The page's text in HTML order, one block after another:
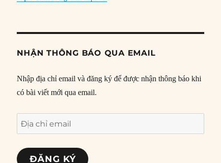
NHẬN THÔNG BÁO QUA EMAIL
Nhập địa chỉ email và đăng ký để được nhận thông báo khi
có bài viết mới qua email.
Địa
chỉ
email
ĐĂNG KÝ